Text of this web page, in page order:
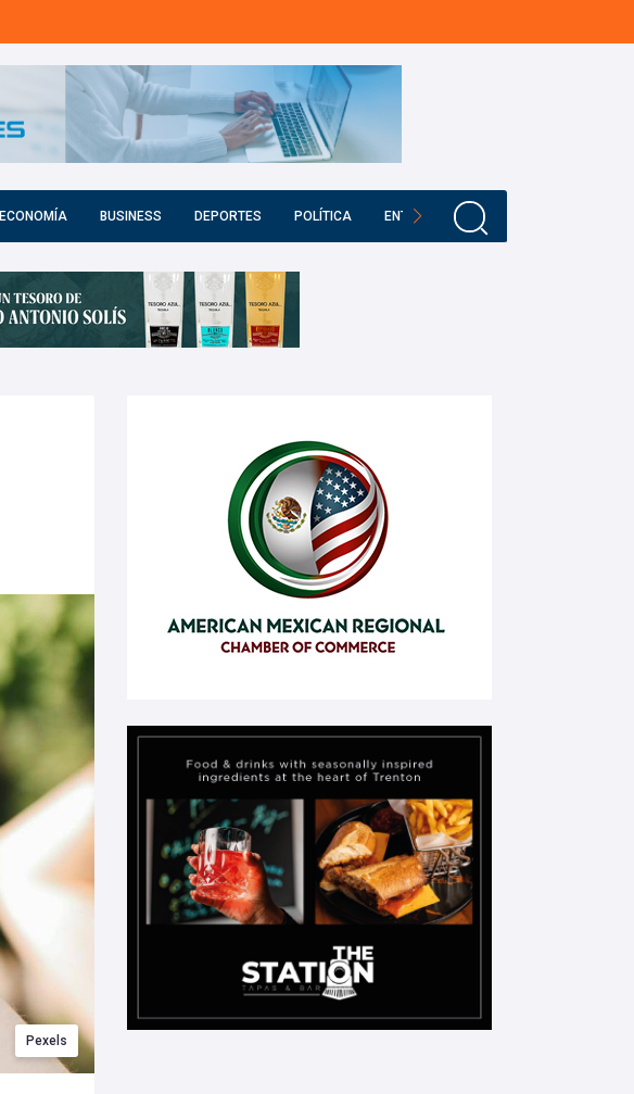
ECONOMÍA BUSINESS DEPORTES POLÍTICA ENTRETENIMIENTO
Pexels